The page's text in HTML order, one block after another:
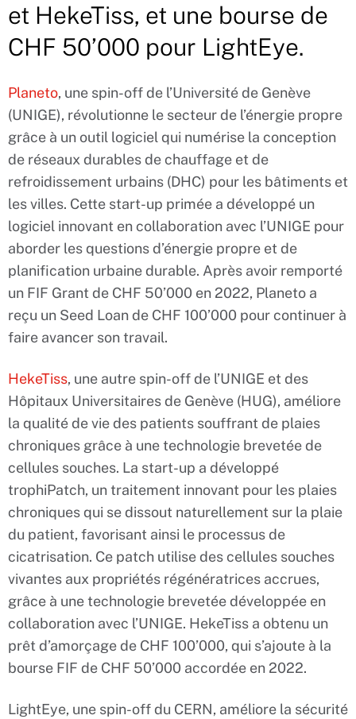
et HekeTiss, et une bourse de
CHF 50’000 pour LightEye.
Planeto, une spin-off de l’Université de Genève
(UNIGE), révolutionne le secteur de l’énergie propre
grâce à un outil logiciel qui numérise la conception
de réseaux durables de chauffage et de
refroidissement urbains (DHC) pour les bâtiments et
les villes. Cette start-up primée a développé un
logiciel innovant en collaboration avec l’UNIGE pour
aborder les questions d’énergie propre et de
planification urbaine durable. Après avoir remporté
un FIF Grant de CHF 50’000 en 2022, Planeto a
reçu un Seed Loan de CHF 100’000 pour continuer à
faire avancer son travail.
HekeTiss, une autre spin-off de l’UNIGE et des
Hôpitaux Universitaires de Genève (HUG), améliore
la qualité de vie des patients souffrant de plaies
chroniques grâce à une technologie brevetée de
cellules souches. La start-up a développé
trophiPatch, un traitement innovant pour les plaies
chroniques qui se dissout naturellement sur la plaie
du patient, favorisant ainsi le processus de
cicatrisation. Ce patch utilise des cellules souches
vivantes aux propriétés régénératrices accrues,
grâce à une technologie brevetée développée en
collaboration avec l’UNIGE. HekeTiss a obtenu un
prêt d’amorçage de CHF 100’000, qui s’ajoute à la
bourse FIF de CHF 50’000 accordée en 2022.
LightEye, une spin-off du CERN, améliore la sécurité